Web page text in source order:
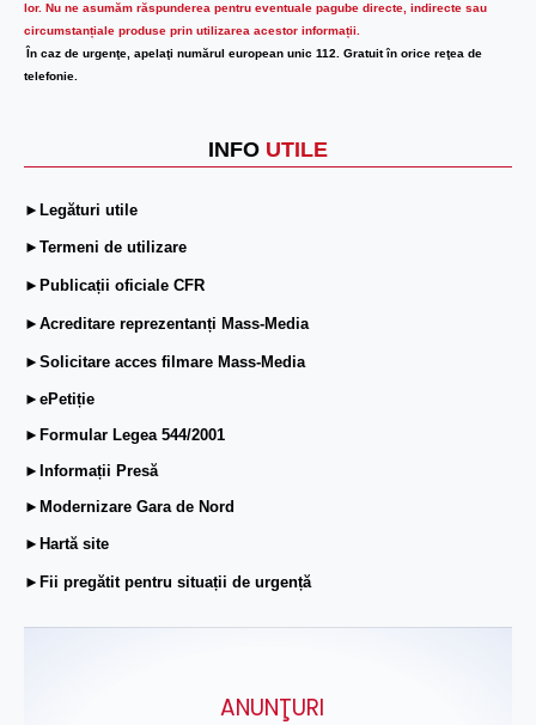
lor. Nu ne asumăm răspunderea pentru eventuale pagube directe, indirecte sau
circumstanțiale produse prin utilizarea acestor informații.
În caz de urgenţe, apelaţi numărul european unic 112. Gratuit în orice reţea de
telefonie.
INFO UTILE
►Legături utile
►Termeni de utilizare
►Publicații oficiale CFR
►Acreditare reprezentanți Mass-Media
►Solicitare acces filmare Mass-Media
►ePetiție
►Formular Legea 544/2001
►Informații Presă
►Modernizare Gara de Nord
►Hartă site
►Fii pregătit pentru situații de urgență
ANUNŢURI